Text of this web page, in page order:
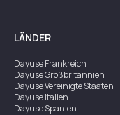
LÄNDER
DayuseFrankreich
DayuseGroßbritannien
DayuseVereinigte Staaten
DayuseItalien
DayuseSpanien